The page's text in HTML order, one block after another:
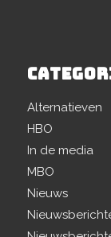
Alternatieven
HBO
In de media
MBO
Nieuws